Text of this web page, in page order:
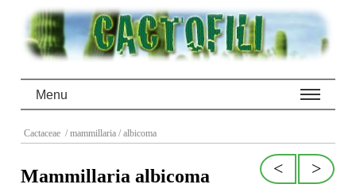
Menu
Cactaceae / mammillaria / albicoma
>
<
Mammillaria albicoma